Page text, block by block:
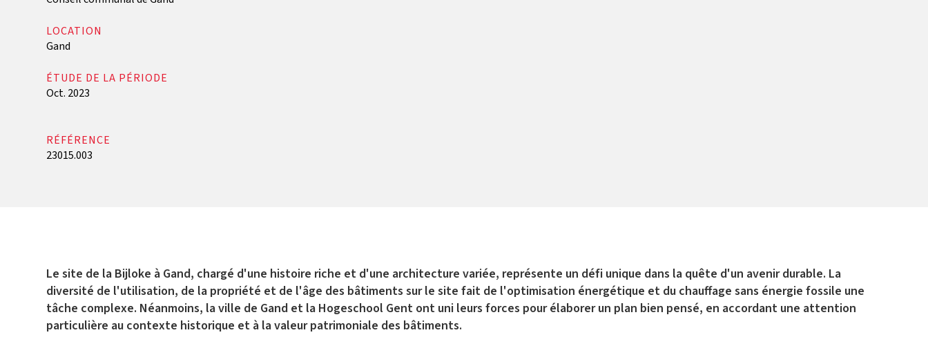
LOCATION
Gand
ÉTUDE DE LA PÉRIODE
Oct. 2023
RÉFÉRENCE
23015.003
Le site de la Bijloke à Gand, chargé d'une histoire riche et d'une architecture variée, représente un défi unique dans la quête d'un avenir durable. La
diversité de l'utilisation, de la propriété et de l'âge des bâtiments sur le site fait de l'optimisation énergétique et du chauffage sans énergie fossile une
tâche complexe. Néanmoins, la ville de Gand et la Hogeschool Gent ont uni leurs forces pour élaborer un plan bien pensé, en accordant une attention
particulière au contexte historique et à la valeur patrimoniale des bâtiments.